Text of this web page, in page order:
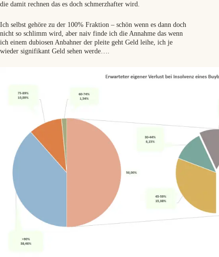
die damit rechnen das es doch schmerzhafter wird.
Ich selbst gehöre zu der 100% Fraktion – schön wenn es dann doch
nicht so schlimm wird, aber naiv finde ich die Annahme das wenn
ich einem dubiosen Anbahner der pleite geht Geld leihe, ich je
wieder signifikant Geld sehen werde….